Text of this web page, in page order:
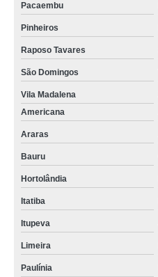
Pacaembu
Pinheiros
Raposo Tavares
São Domingos
Vila Madalena
Americana
Araras
Bauru
Hortolândia
Itatiba
Itupeva
Limeira
Paulínia